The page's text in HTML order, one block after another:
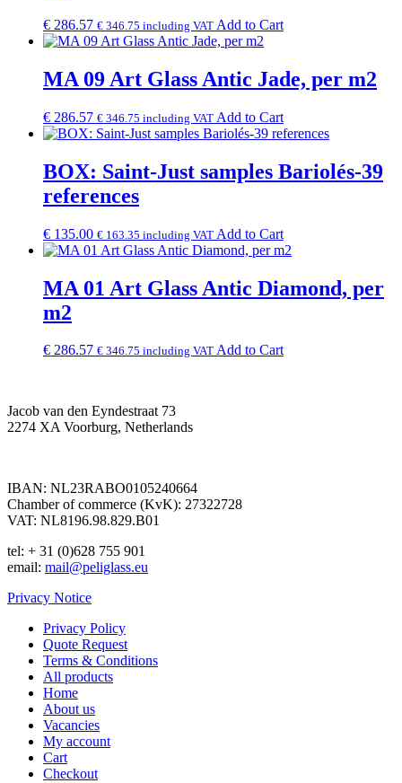
€ 286.57 € 346.75 including VAT Add to Cart
MA 09 Art Glass Antic Jade, per m2
€ 286.57 € 346.75 including VAT Add to Cart
BOX: Saint-Just samples Bariolés-39
references
€ 135.00 € 163.35 including VAT Add to Cart
MA 01 Art Glass Antic Diamond, per
m2
€ 286.57 € 346.75 including VAT Add to Cart
Jacob van den Eyndestraat 73
2274 XA Voorburg, Netherlands
IBAN: NL23RABO0105240664
Chamber of commerce (KvK): 27322728
VAT: NL8196.98.829.B01
tel: + 31 (0)628 755 901
email: mail@peliglass.eu
Privacy Notice
Privacy Policy
Quote Request
Terms & Conditions
All products
Home
About us
Vacancies
My account
Cart
Checkout